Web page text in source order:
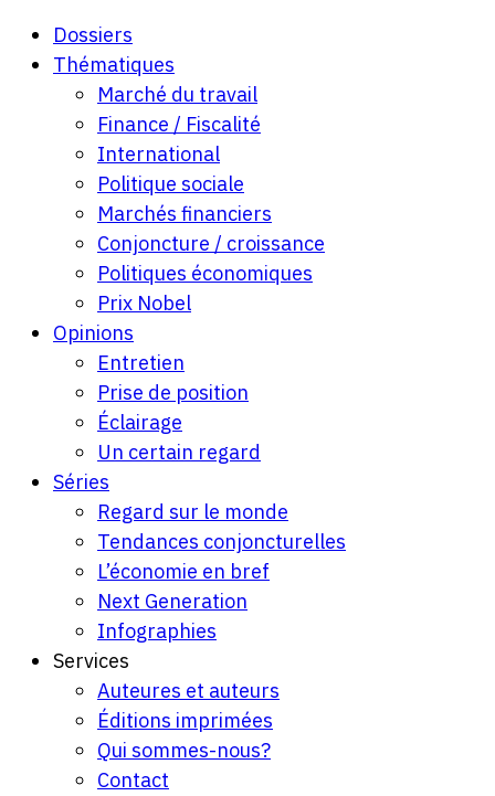
Dossiers
Thématiques
Marché du travail
Finance / Fiscalité
International
Politique sociale
Marchés financiers
Conjoncture / croissance
Politiques économiques
Prix Nobel
Opinions
Entretien
Prise de position
Éclairage
Un certain regard
Séries
Regard sur le monde
Tendances conjoncturelles
L’économie en bref
Next Generation
Infographies
Services
Auteures et auteurs
Éditions imprimées
Qui sommes-nous?
Contact